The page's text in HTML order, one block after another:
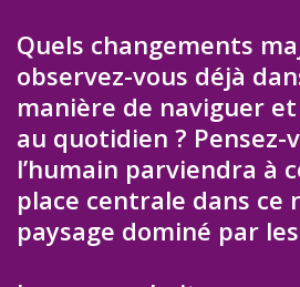
Quels changements
observez-vous déjà
manière de naviguer
au quotidien ? Pensez-
l’humain parviendra à
place centrale dans ce
paysage dominé par